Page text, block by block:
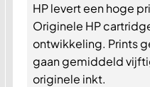
HP levert een hoge
Originele HP
ontwikkeling. Prints
gaan gemiddeld
originele inkt.